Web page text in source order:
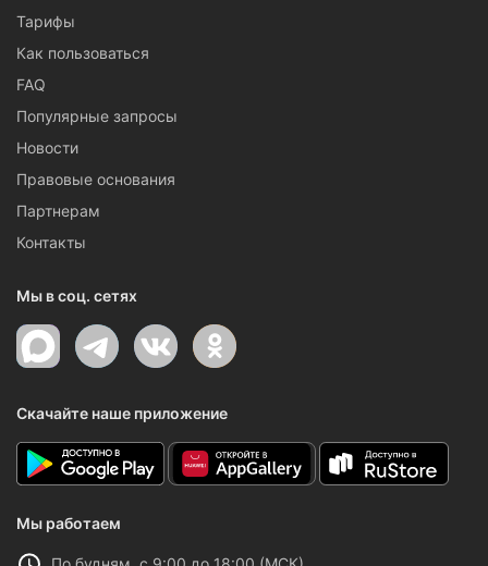
Тарифы
Как пользоваться
FAQ
Популярные запросы
Новости
Правовые основания
Партнерам
Контакты
Мы в соц. сетях
Скачайте наше приложение
Мы работаем